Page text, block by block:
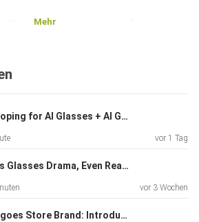
WebXR-Support ist ab sofort
Mehr
E134 - Developing for AI Glasses + AI Glasses News with Christoph Spinger from Telekom MMS
vor 1 Tag
E133 - Meta's Glasses Drama, Even Realities Hits Unicorn Status & UBTECH's Creepy Companion
vor 3 Wochen
E132 - Meta goes Store Brand: Introducing Meta Glasses